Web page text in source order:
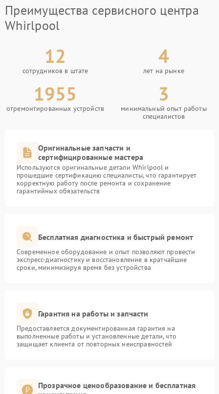
Преимущества сервисного центра
Whirlpool
12
сотрудников в штате
4
лет на рынке
1955
отремонтированных устройств
3
минимальный опыт работы
специалистов
Оригинальные запчасти и
сертифицированные мастера
Используются оригинальные детали Whirlpool и
прошедшие сертификацию специалисты, что гарантирует
корректную работу после ремонта и сохранение
гарантийных обязательств
Бесплатная диагностика и быстрый ремонт
Современное оборудование и опыт позволяют провести
экспресс-диагностику и восстановление в кратчайшие
сроки, минимизируя время без устройства
Гарантия на работы и запчасти
Предоставляется документированная гарантия на
выполненные работы и установленные детали, что
защищает клиента от повторных неисправностей
Прозрачное ценообразование и бесплатная